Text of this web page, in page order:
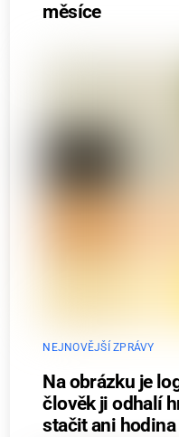
měsíce
NEJNOVĚJŠÍ ZPRÁVY
Na obrázku je
člověk ji odhalí
stačit ani hodina